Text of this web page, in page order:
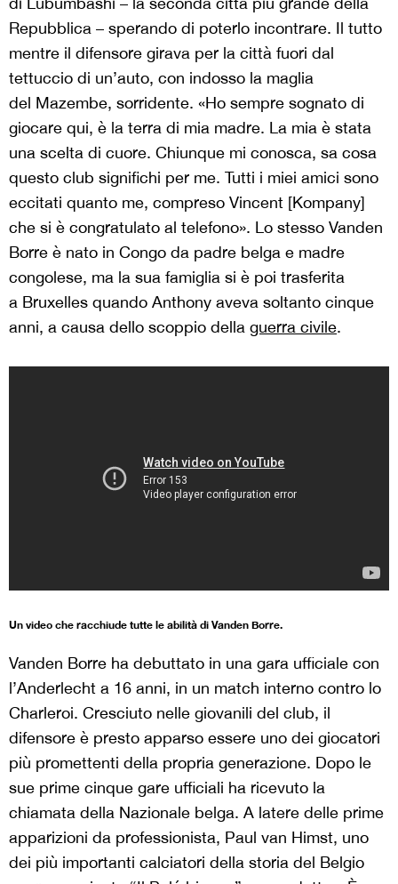
Repubblica – sperando di poterlo incontrare. Il tutto
mentre il difensore girava per la città fuori dal
tettuccio di un’auto, con indosso la maglia
del Mazembe, sorridente. «Ho sempre sognato di
giocare qui, è la terra di mia madre. La mia è stata
una scelta di cuore. Chiunque mi conosca, sa cosa
questo club significhi per me. Tutti i miei amici sono
eccitati quanto me, compreso Vincent [Kompany]
che si è congratulato al telefono». Lo stesso Vanden
Borre è nato in Congo da padre belga e madre
congolese, ma la sua famiglia si è poi trasferita
a Bruxelles quando Anthony aveva soltanto cinque
anni, a causa dello scoppio della guerra civile.
Un video che racchiude tutte le abilità di Vanden Borre.
Vanden Borre ha debuttato in una gara ufficiale con
l’Anderlecht a 16 anni, in un match interno contro lo
Charleroi. Cresciuto nelle giovanili del club, il
difensore è presto apparso essere uno dei giocatori
più promettenti della propria generazione. Dopo le
sue prime cinque gare ufficiali ha ricevuto la
chiamata della Nazionale belga. A latere delle prime
apparizioni da professionista, Paul van Himst, uno
dei più importanti calciatori della storia del Belgio